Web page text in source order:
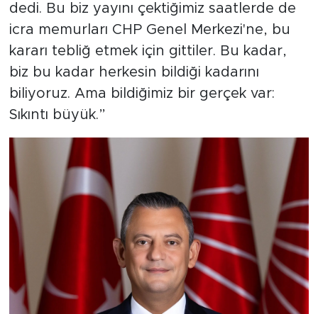
dedi. Bu biz yayını çektiğimiz saatlerde de
icra memurları CHP Genel Merkezi'ne, bu
kararı tebliğ etmek için gittiler. Bu kadar,
biz bu kadar herkesin bildiği kadarını
biliyoruz. Ama bildiğimiz bir gerçek var:
Sıkıntı büyük.”